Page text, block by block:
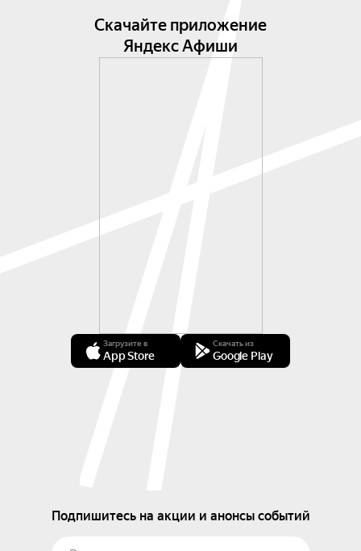
Скачайте приложение
Яндекс Афиши
Загрузите в
App Store
Скачать из
Google Play
Подпишитесь на акции и анонсы событий